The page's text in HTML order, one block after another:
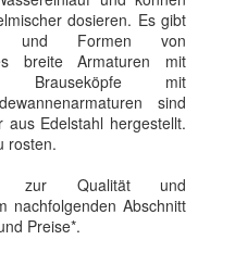
dosieren. Es gibt
und Formen von
breite Armaturen mit
Brauseköpfe mit
sind
aus Edelstahl hergestellt.
rosten.
zur Qualität und
nachfolgenden Abschnitt
Preise*.